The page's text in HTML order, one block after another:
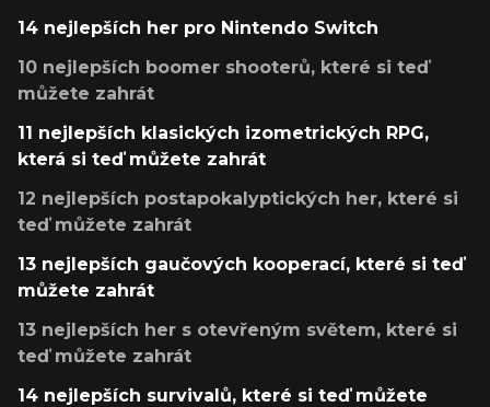
14 nejlepších her pro Nintendo Switch
10 nejlepších boomer shooterů, které si teď
můžete zahrát
11 nejlepších klasických izometrických RPG,
která si teď můžete zahrát
12 nejlepších postapokalyptických her, které si
teď můžete zahrát
13 nejlepších gaučových kooperací, které si teď
můžete zahrát
13 nejlepších her s otevřeným světem, které si
teď můžete zahrát
14 nejlepších survivalů, které si teď můžete